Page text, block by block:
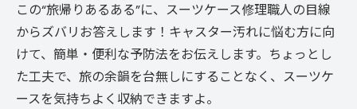
この“旅帰りあるある”に、スーツケース修理職人の目線
からズバリお答えします！キャスター汚れに悩む方に向
けて、簡単・便利な予防法をお伝えします。ちょっとし
た工夫で、旅の余韻を台無しにすることなく、スーツケ
ースを気持ちよく収納できますよ。